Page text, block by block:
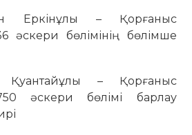
Еркінұлы – Қорғаныс
әскери бөлімінің бөлімше
Қуантайұлы – Қорғаныс
әскери бөлімі барлау